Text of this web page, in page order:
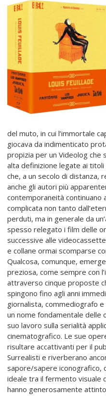
del muto, in cui l’immortale
giocava da indimenticato
propizia per un Videolog che
alta definizione legate ai titoli
che, a un secolo di distanza,
anche gli autori più
contemporaneità continuano
complicata non tanto
perduti, ma in generale da
spesso relegato i film delle
successive alle
e collane ormai scomparse
Qualcosa, comunque,
preziosa, come sempre con
attraverso cinque proposte
spingono fino agli anni
giornalista, commediografo
un nome fondamentale
suo lavoro sulla serialità
cinematografico. Le sue
risultare accattivanti per il
Surrealisti e riverberano
sapore/sapere iconografico,
ideale tra il fermento visuale
hanno generosamente